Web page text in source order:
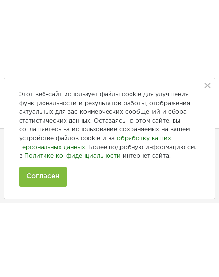
+7 (846) 275-20-10
Этот веб-сайт использует файлы cookie для улучшения
функциональности и результатов работы, отображения
актуальных для вас коммерческих сообщений и сбора
статистических данных. Оставаясь на этом сайте, вы
соглашаетесь на использование сохраняемых на вашем
устройстве файлов cookie и на обработку ваших
персональных данных. Более подробную информацию см.
в
Политике конфиденциальности интернет сайта.
Согласен